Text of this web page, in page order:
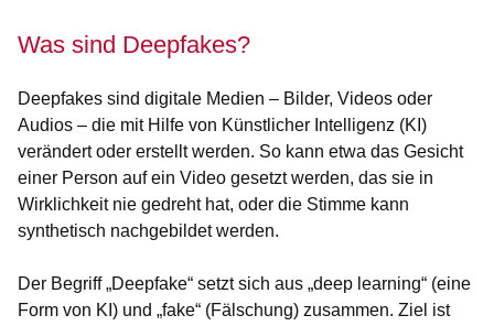
Was sind Deepfakes?
Deepfakes sind digitale Medien – Bilder, Videos oder
Audios – die mit Hilfe von Künstlicher Intelligenz (KI)
verändert oder erstellt werden. So kann etwa das Gesicht
einer Person auf ein Video gesetzt werden, das sie in
Wirklichkeit nie gedreht hat, oder die Stimme kann
synthetisch nachgebildet werden.
Der Begriff „Deepfake“ setzt sich aus „deep learning“ (eine
Form von KI) und „fake“ (Fälschung) zusammen. Ziel ist